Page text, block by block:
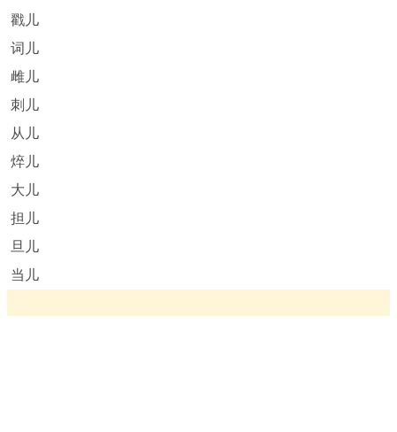
戳儿
词儿
雌儿
刺儿
从儿
焠儿
大儿
担儿
旦儿
当儿